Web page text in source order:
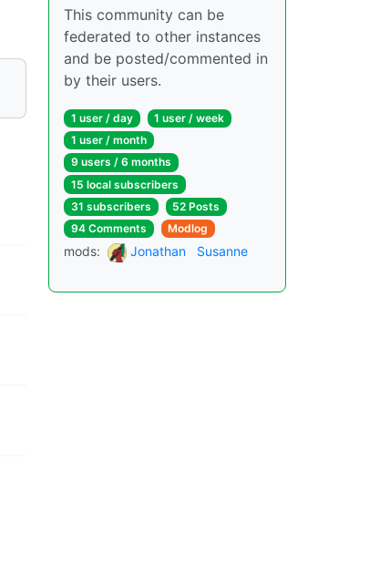
This community can be
federated to other instances
and be posted/commented in
by their users.
1 user / day
1 user / week
1 user / month
9 users / 6 months
15 local subscribers
31 subscribers
52 Posts
94 Comments
Modlog
mods: Jonathan Susanne